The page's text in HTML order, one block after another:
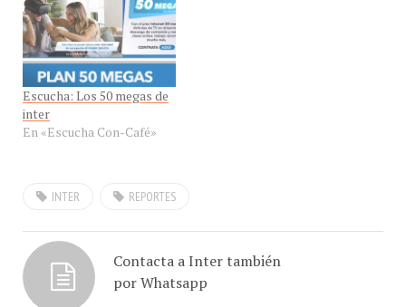
Escucha: Los 50 megas de
inter
En «Escucha Con-Café»
por Whatsapp